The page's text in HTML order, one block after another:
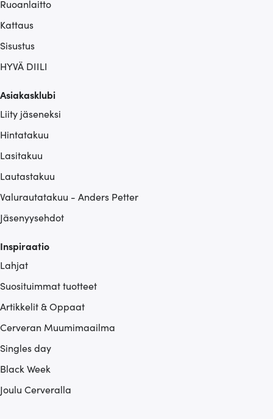
Ruoanlaitto
Kattaus
Sisustus
HYVÄ DIILI
Asiakasklubi
Liity jäseneksi
Hintatakuu
Lasitakuu
Lautastakuu
Valurautatakuu - Anders Petter
Jäsenyysehdot
Inspiraatio
Lahjat
Suosituimmat tuotteet
Artikkelit & Oppaat
Cerveran Muumimaailma
Singles day
Black Week
Joulu Cerveralla